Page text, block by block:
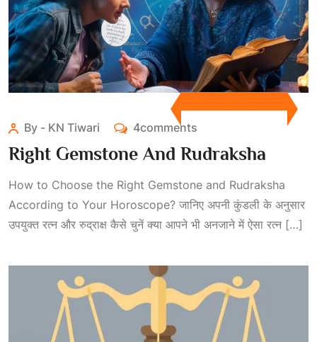
By - KN Tiwari 4comments
Right Gemstone And Rudraksha
How to Choose the Right Gemstone and Rudraksha
According to Your Horoscope? जानिए अपनी कुंडली के अनुसार
उपयुक्त रत्न और रुद्राक्ष कैसे चुनें क्या आपने भी अनजाने में ऐसा रत्न […]